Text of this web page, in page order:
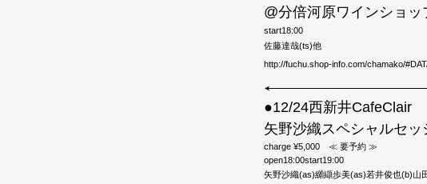
@分倍河原ワインショッ
start18:00
佐藤達哉(ts)他
http://fuchu.shop-info.com/chamako/
●12/24西新井CafeClair
矢野沙織スペシャルセッ
charge ¥5,000 ≪ 要予約 ≫
open18:00start19:00
矢野沙織(as)纐纈歩美(as)若井俊也(b)山